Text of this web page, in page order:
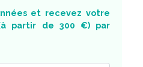
et recevez votre
partir de 300 €) par